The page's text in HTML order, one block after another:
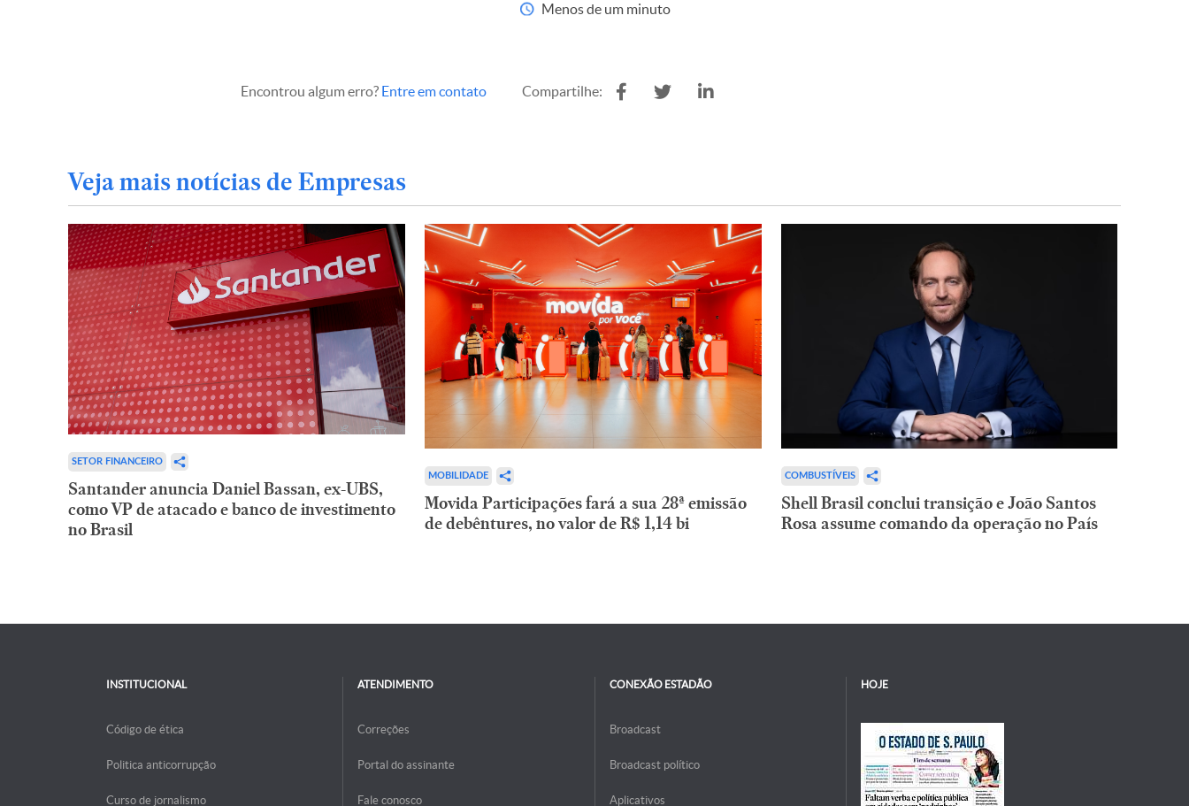
Menos de um minuto
Encontrou algum erro? Entre em contato Compartilhe:
Veja mais notícias de Empresas
SETOR FINANCEIRO
Santander anuncia Daniel Bassan, ex-UBS,
como VP de atacado e banco de investimento
no Brasil
MOBILIDADE
Movida Participações fará a sua 28ª emissão
de debêntures, no valor de R$ 1,14 bi
COMBUSTÍVEIS
Shell Brasil conclui transição e João Santos
Rosa assume comando da operação no País
INSTITUCIONAL
Código de ética
Politica anticorrupção
Curso de jornalismo
ATENDIMENTO
Correções
Portal do assinante
Fale conosco
CONEXÃO ESTADÃO
Broadcast
Broadcast político
Aplicativos
HOJE